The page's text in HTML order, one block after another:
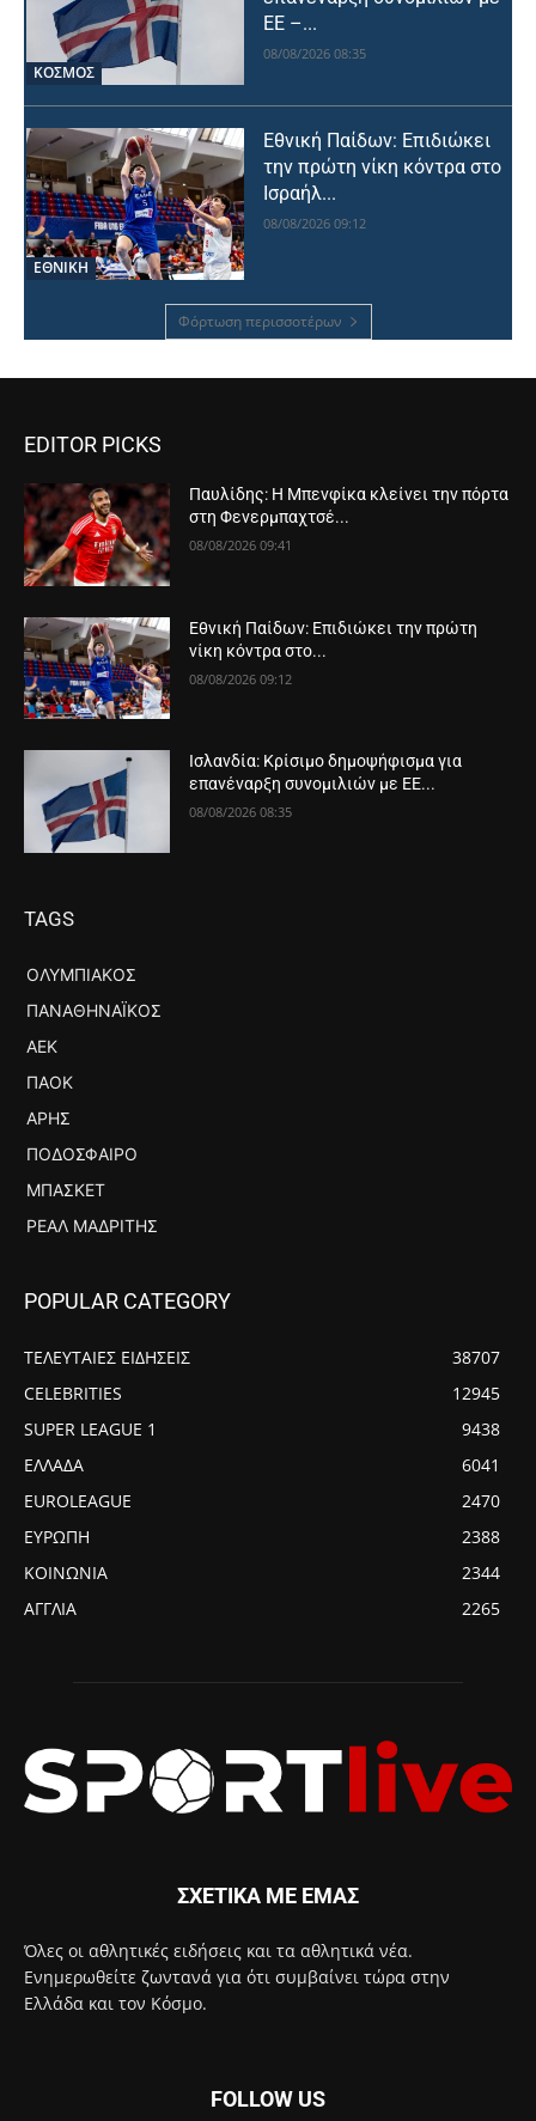
ΚΟΣΜΟΣ
ΕΕ –...
08/08/2026 08:35
ΕΘΝΙΚΉ
Εθνική Παίδων: Επιδιώκει
την πρώτη νίκη κόντρα στο
Ισραήλ...
08/08/2026 09:12
Φόρτωση περισσοτέρων
EDITOR PICKS
Παυλίδης: Η Μπενφίκα κλείνει την πόρτα
στη Φενερμπαχτσέ...
08/08/2026 09:41
Εθνική Παίδων: Επιδιώκει την πρώτη
νίκη κόντρα στο...
08/08/2026 09:12
Ισλανδία: Κρίσιμο δημοψήφισμα για
επανέναρξη συνομιλιών με ΕΕ...
08/08/2026 08:35
TAGS
ΟΛΥΜΠΙΑΚΌΣ
ΠΑΝΑΘΗΝΑΪΚΌΣ
ΑΕΚ
ΠΑΟΚ
ΆΡΗΣ
ΠΟΔΌΣΦΑΙΡΟ
ΜΠΆΣΚΕΤ
ΡΕΆΛ ΜΑΔΡΊΤΗΣ
POPULAR CATEGORY
ΤΕΛΕΥΤΑΙΕΣ ΕΙΔΗΣΕΙΣ
38707
CELEBRITIES
12945
SUPER LEAGUE 1
9438
ΕΛΛΑΔΑ
6041
EUROLEAGUE
2470
ΕΥΡΩΠΗ
2388
ΚΟΙΝΩΝΙΑ
2344
ΑΓΓΛΙΑ
2265
ΣΧΕΤΙΚΑ ΜΕ ΕΜΑΣ
Όλες οι αθλητικές ειδήσεις και τα αθλητικά νέα.
Ενημερωθείτε ζωντανά για ότι συμβαίνει τώρα στην
Ελλάδα και τον Κόσμο.
FOLLOW US